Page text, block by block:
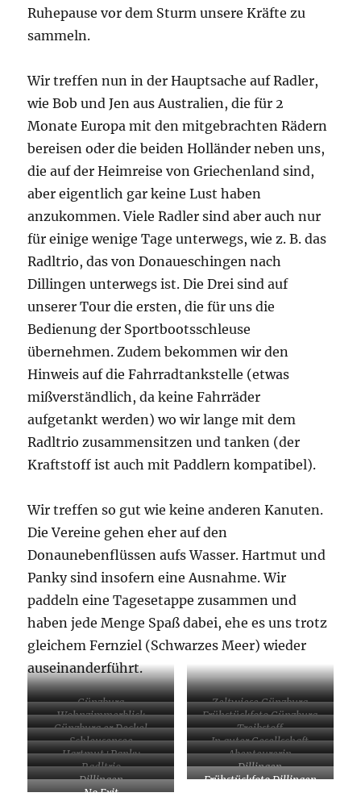
Ruhepause vor dem Sturm unsere Kräfte zu
sammeln.
Wir treffen nun in der Hauptsache auf Radler,
wie Bob und Jen aus Australien, die für 2
Monate Europa mit den mitgebrachten Rädern
bereisen oder die beiden Holländer neben uns,
die auf der Heimreise von Griechenland sind,
aber eigentlich gar keine Lust haben
anzukommen. Viele Radler sind aber auch nur
für einige wenige Tage unterwegs, wie z. B. das
Radltrio, das von Donaueschingen nach
Dillingen unterwegs ist. Die Drei sind auf
unserer Tour die ersten, die für uns die
Bedienung der Sportbootsschleuse
übernehmen. Zudem bekommen wir den
Hinweis auf die Fahrradtankstelle (etwas
mißverständlich, da keine Fahrräder
aufgetankt werden) wo wir lange mit dem
Radltrio zusammensitzen und tanken (der
Kraftstoff ist auch mit Paddlern kompatibel).
Wir treffen so gut wie keine anderen Kanuten.
Die Vereine gehen eher auf den
Donaunebenflüssen aufs Wasser. Hartmut und
Panky sind insofern eine Ausnahme. Wir
paddeln eine Tagesetappe zusammen und
haben jede Menge Spaß dabei, ehe es uns trotz
gleichem Fernziel (Schwarzes Meer) wieder
auseinanderführt.
Günzburg
Zeltwiese Günzburg
Wohnzimmerblick
Frühstückfoto Günzburg
Günzburg er Deckel
Treibstoff
Schleusensee
In guter Gesellschaft
Hartmut+Panky
Abenteurerin
Radltrio
Dillingen
Dillingen
Frühstückfoto Dillingen
No Exit